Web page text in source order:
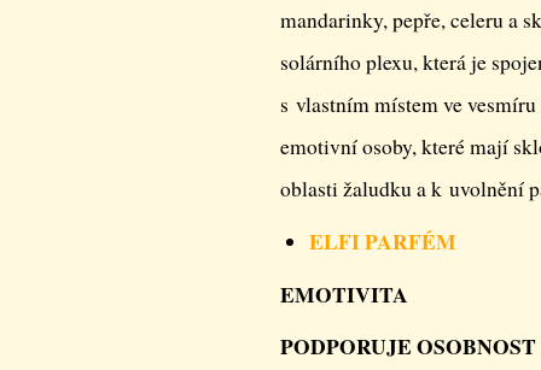
mandarinky, pepře, celeru a
solárního plexu, která je
s vlastním místem ve
emotivní osoby, které mají
oblasti žaludku a k uvolnění
ELFI PARFÉM
EMOTIVITA
PODPORUJE OSOBNOST